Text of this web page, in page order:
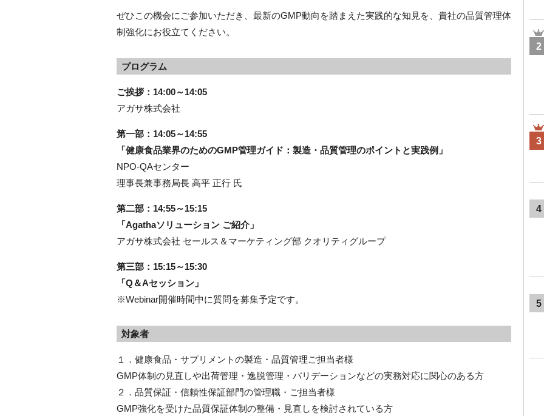
ぜひこの機会にご参加いただき、最新のGMP動向を踏まえた実践的な知見を、貴社の品質管理体
制強化にお役立てください。
プログラム
ご挨拶：14:00～14:05
アガサ株式会社
第一部：14:05～14:55
「健康食品業界のためのGMP管理ガイド：製造・品質管理のポイントと実践例」
NPO-QAセンター
理事長兼事務局長 高平 正行 氏
第二部：14:55～15:15
「Agathaソリューション ご紹介」
アガサ株式会社 セールス＆マーケティング部 クオリティグループ
第三部：15:15～15:30
「Q＆Aセッション」
※Webinar開催時間中に質問を募集予定です。
対象者
１．健康食品・サプリメントの製造・品質管理ご担当者様
GMP体制の見直しや出荷管理・逸脱管理・バリデーションなどの実務対応に関心のある方
２．品質保証・信頼性保証部門の管理職・ご担当者様
GMP強化を受けた品質保証体制の整備・見直しを検討されている方
2
3
4
5